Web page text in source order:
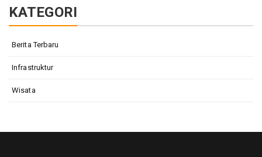
KATEGORI
Berita Terbaru
Infrastruktur
Wisata